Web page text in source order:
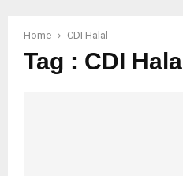
Home CDI Halal
Tag : CDI Halal